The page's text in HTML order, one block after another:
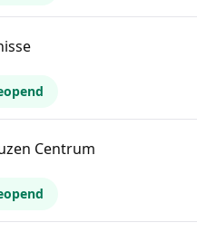
Centrum